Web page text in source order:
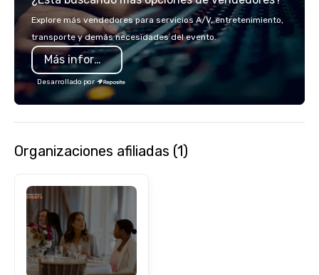
make the end-user experience
seamless from start to finish. We are
also a certified WOSB.
Explore más vendedores para servicios A/V, entretenimiento,
transporte y demás necesidades del evento.
Más información
Desarrollado por
Organizaciones afiliadas (1)